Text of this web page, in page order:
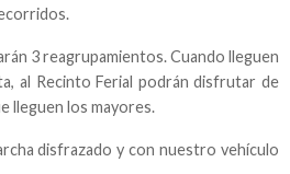
3 reagrupamientos. Cuando lleguen
al Recinto Ferial podrán disfrutar de
lleguen los mayores.
disfrazado y con nuestro vehículo